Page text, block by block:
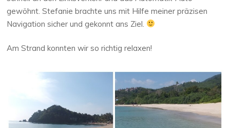
gewöhnt. Stefanie brachte uns mit Hilfe meiner präzisen
Navigation sicher und gekonnt ans Ziel.
Am Strand konnten wir so richtig relaxen!